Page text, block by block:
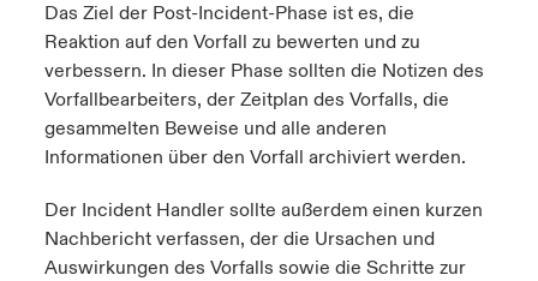
Das Ziel der Post-Incident-Phase ist es, die
Reaktion auf den Vorfall zu bewerten und zu
verbessern. In dieser Phase sollten die Notizen des
Vorfallbearbeiters, der Zeitplan des Vorfalls, die
gesammelten Beweise und alle anderen
Informationen über den Vorfall archiviert werden.
Der Incident Handler sollte außerdem einen kurzen
Nachbericht verfassen, der die Ursachen und
Auswirkungen des Vorfalls sowie die Schritte zur